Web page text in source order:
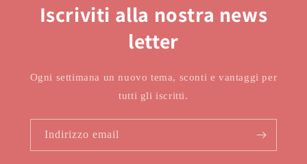
Iscriviti alla nostra news
letter
Ogni settimana un nuovo tema, sconti e vantaggi per
tutti gli iscritti.
Indirizzo email